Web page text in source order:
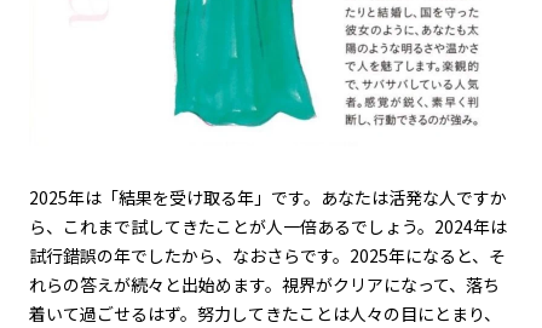
2025年は「結果を受け取る年」です。あなたは活発な人ですか
ら、これまで試してきたことが人一倍あるでしょう。 2024年は
試行錯誤の年でしたから、なおさらです。 2025年になると、そ
れらの答えが続々と出始めます。視界がクリアになって、落ち
着いて過ごせるはず。努力してきたことは人々の目にとまり、